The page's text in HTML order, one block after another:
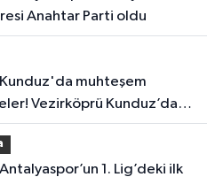
Anahtar Parti oldu
Vezirköprü Kunduz’da
tutuldu, son 16 belli oldu